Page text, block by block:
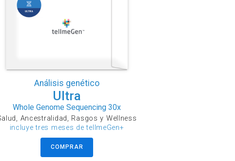
Análisis genético
Ultra
Whole Genome Sequencing 30x
Ancestralidad, Rasgos y Wellness
incluye tres meses de tellmeGen+
COMPRAR